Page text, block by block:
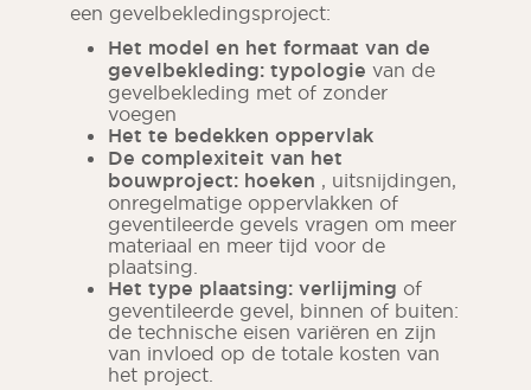
een gevelbekledingsproject:
Het model en het formaat van de
gevelbekleding: typologie van de
gevelbekleding met of zonder
voegen
Het te bedekken oppervlak
De complexiteit van het
bouwproject: hoeken , uitsnijdingen,
onregelmatige oppervlakken of
geventileerde gevels vragen om meer
materiaal en meer tijd voor de
plaatsing.
Het type plaatsing: verlijming of
geventileerde gevel, binnen of buiten:
de technische eisen variëren en zijn
van invloed op de totale kosten van
het project.